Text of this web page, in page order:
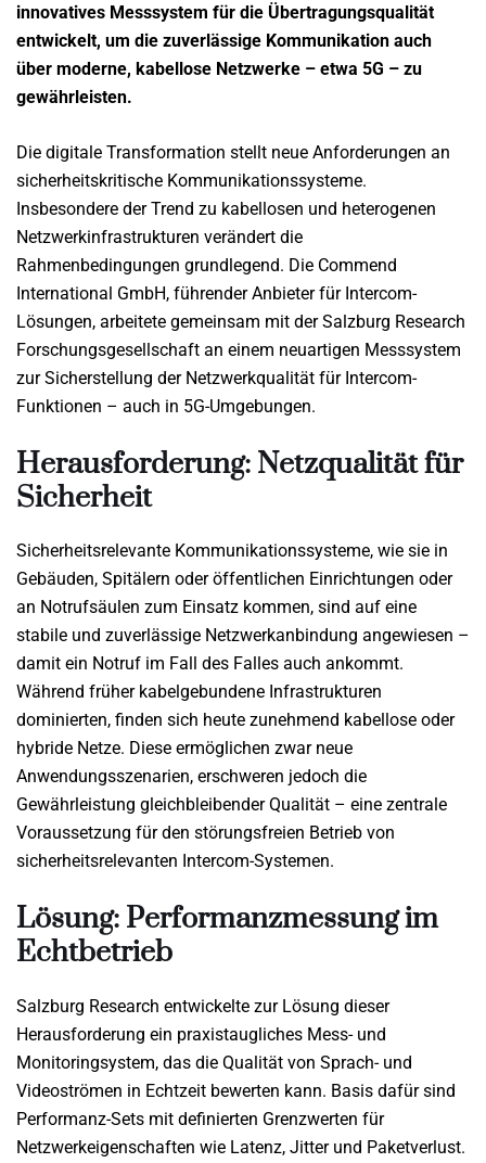
innovatives Messsystem für die Übertragungsqualität
entwickelt, um die zuverlässige Kommunikation auch
über moderne, kabellose Netzwerke – etwa 5G – zu
gewährleisten.
Die digitale Transformation stellt neue Anforderungen an
sicherheitskritische Kommunikationssysteme.
Insbesondere der Trend zu kabellosen und heterogenen
Netzwerkinfrastrukturen verändert die
Rahmenbedingungen grundlegend. Die Commend
International GmbH, führender Anbieter für Intercom-
Lösungen, arbeitete gemeinsam mit der Salzburg Research
Forschungsgesellschaft an einem neuartigen Messsystem
zur Sicherstellung der Netzwerkqualität für Intercom-
Funktionen – auch in 5G-Umgebungen.
Herausforderung: Netzqualität für
Sicherheit
Sicherheitsrelevante Kommunikationssysteme, wie sie in
Gebäuden, Spitälern oder öffentlichen Einrichtungen oder
an Notrufsäulen zum Einsatz kommen, sind auf eine
stabile und zuverlässige Netzwerkanbindung angewiesen –
damit ein Notruf im Fall des Falles auch ankommt.
Während früher kabelgebundene Infrastrukturen
dominierten, finden sich heute zunehmend kabellose oder
hybride Netze. Diese ermöglichen zwar neue
Anwendungsszenarien, erschweren jedoch die
Gewährleistung gleichbleibender Qualität – eine zentrale
Voraussetzung für den störungsfreien Betrieb von
sicherheitsrelevanten Intercom-Systemen.
Lösung: Performanzmessung im
Echtbetrieb
Salzburg Research entwickelte zur Lösung dieser
Herausforderung ein praxistaugliches Mess- und
Monitoringsystem, das die Qualität von Sprach- und
Videoströmen in Echtzeit bewerten kann. Basis dafür sind
Performanz-Sets mit definierten Grenzwerten für
Netzwerkeigenschaften wie Latenz, Jitter und Paketverlust.